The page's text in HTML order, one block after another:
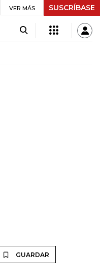
+0,98% UVR $ 416,86 +$
VER MÁS SUSCRÍBASE
GUARDAR